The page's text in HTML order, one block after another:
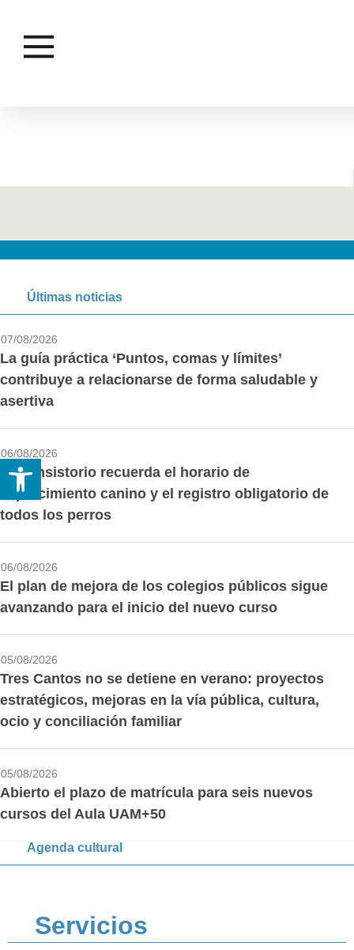
Últimas noticias
07/08/2026
La guía práctica ‘Puntos, comas y límites’
contribuye a relacionarse de forma saludable y
asertiva
06/08/2026
El Consistorio recuerda el horario de
esparcimiento canino y el registro obligatorio de
todos los perros
06/08/2026
El plan de mejora de los colegios públicos sigue
avanzando para el inicio del nuevo curso
05/08/2026
Tres Cantos no se detiene en verano: proyectos
estratégicos, mejoras en la vía pública, cultura,
ocio y conciliación familiar
05/08/2026
Abierto el plazo de matrícula para seis nuevos
cursos del Aula UAM+50
Agenda cultural
Servicios
Abrir barra de herramientas